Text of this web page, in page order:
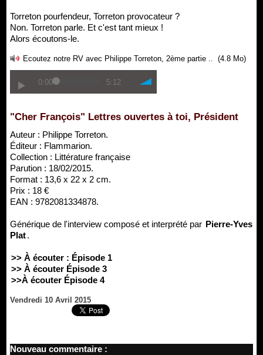
Torreton pourfendeur, Torreton provocateur ?
Non. Torreton parle. Et c'est tant mieux !
Alors écoutons-le.
Ecoutez notre RV avec Philippe Torreton, 2ème partie .. (4.8 Mo)
0:00 5:12
"Cher François" Lettres ouvertes à toi, Président
Auteur : Philippe Torreton.
Éditeur : Flammarion.
Collection : Littérature française
Parution : 18/02/2015.
Format : 13,6 x 22 x 2 cm.
Prix : 18 €
EAN : 9782081334878.
Générique de l'interview composé et interprété par Pierre-Yves
Plat.
>> À écouter : Épisode 1
>> À écouter Épisode 3
>>À écouter Épisode 4
Vendredi 10 Avril 2015
Nouveau commentaire :